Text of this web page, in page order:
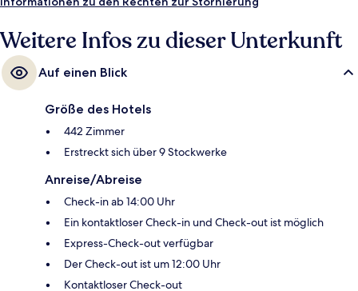
Weitere Infos zu dieser Unterkunft
Auf einen Blick
Größe des Hotels
442 Zimmer
Erstreckt sich über 9 Stockwerke
Anreise/Abreise
Check-in ab 14:00 Uhr
Ein kontaktloser Check-in und Check-out ist möglich
Express-Check-out verfügbar
Der Check-out ist um 12:00 Uhr
Kontaktloser Check-out